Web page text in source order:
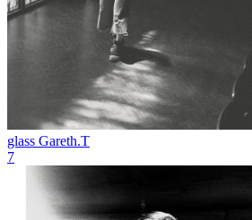
glass Gareth.T
7